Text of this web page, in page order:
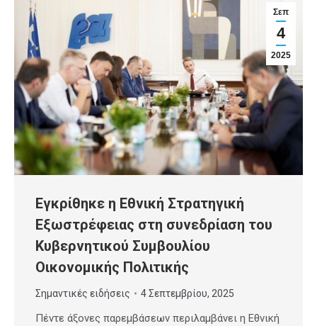
Σεπ
4
2025
Εγκρίθηκε η Εθνική Στρατηγική
Εξωστρέφειας στη συνεδρίαση του
Κυβερνητικού Συμβουλίου
Οικονομικής Πολιτικής
Σημαντικές ειδήσεις 4 Σεπτεμβρίου, 2025
Πέντε άξονες παρεμβάσεων περιλαμβάνει η Εθνική